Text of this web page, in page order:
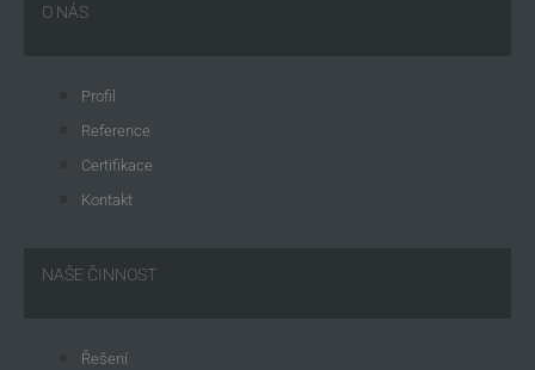
O NÁS
Profil
Reference
Certifikace
Kontakt
NAŠE ČINNOST
Řešení